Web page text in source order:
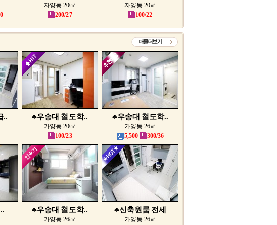
자양동 20㎡
200/27
자양동 20㎡
100/22
.. ♣우송대 철도학..
가양동 20㎡
100/23
♣우송대 철도학..
가양동 26㎡
5,500
300/36
♣우송대 철도학..
가양동 26㎡
♣신축원룸 전세
가양동 26㎡